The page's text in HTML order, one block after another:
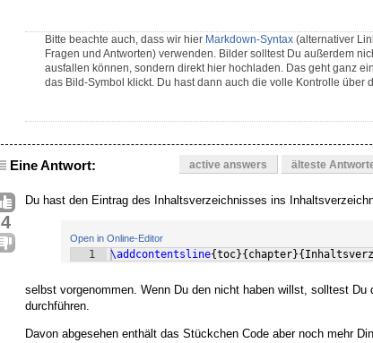
Bitte beachte auch, dass wir hier Markdown-Syntax (alternativer
Fragen und Antworten) verwenden. Bilder solltest Du außerdem
ausfallen können, sondern direkt hier hochladen. Das geht ganz
das Bild-Symbol klickt. Du hast dann auch die volle Kontrolle über
Eine Antwort: active answers älteste
4
Du hast den Eintrag des Inhaltsverzeichnisses ins
Open in Online-Editor
1 \addcontentsline{toc}{ chapter}{
selbst vorgenommen. Wenn Du den nicht haben willst, solltest
durchführen.
Davon abgesehen enthält das Stückchen Code aber noch mehr